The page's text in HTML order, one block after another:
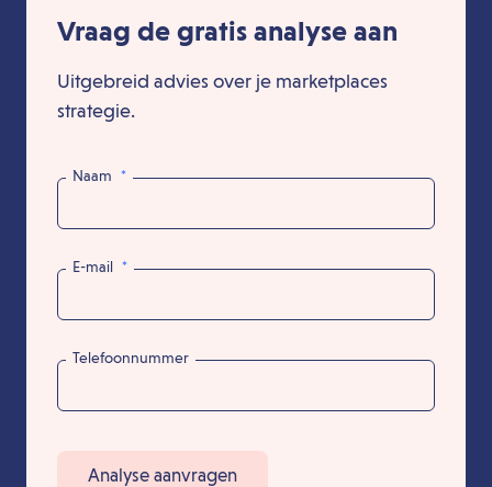
Vraag de gratis analyse aan
Uitgebreid advies over je marketplaces
strategie.
Naam *
E-mail *
Telefoonnummer
Analyse aanvragen